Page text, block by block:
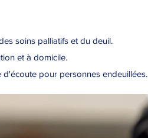
soins palliatifs et du deuil.
et à domicile.
pour personnes endeuillées.